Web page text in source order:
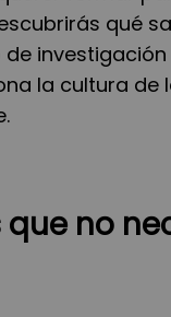
qué
investigación
la cultura de
no